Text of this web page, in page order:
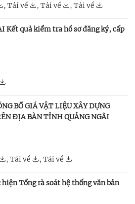
, Tải về , Tải về , Tải về
Kết quả kiểm tra hồ sơ đăng ký, cấp
BỐ GIÁ VẬT LIỆU XÂY DỰNG
ĐỊA BÀN TỈNH QUẢNG NGÃI
, Tải về , Tải về
Tổng rà soát hệ thống văn bản